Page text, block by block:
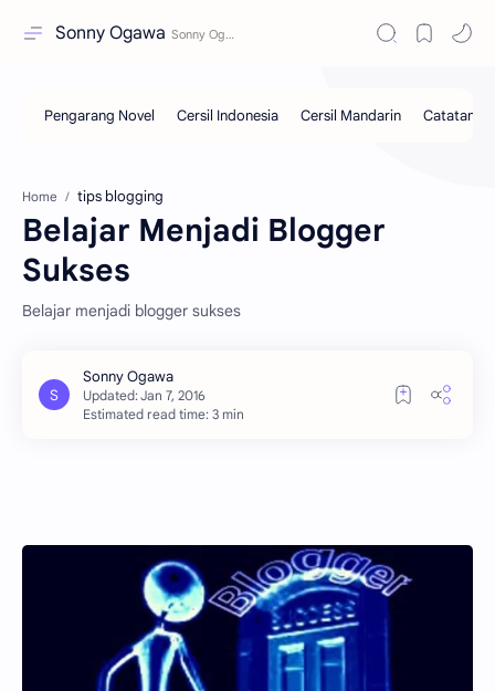
Sonny Ogawa
Home tips blogging
Belajar Menjadi Blogger
Sukses
Belajar menjadi blogger sukses
Estimated read time: 3 min